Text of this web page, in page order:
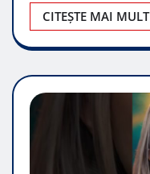
CITEȘTE MAI MULT